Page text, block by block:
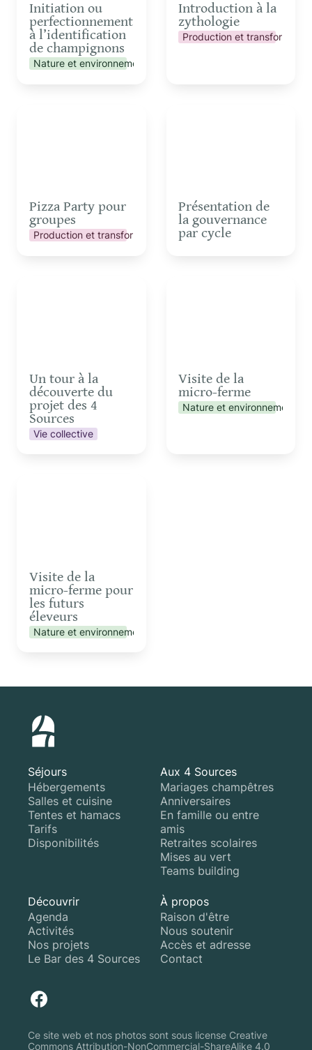
Initiation ou
perfectionnement
à l’identification
de champignons
Nature et environnement
Introduction à la
zythologie
Production et
Pizza Party pour
groupes
Production et transformation
Présentation de
la gouvernance
par cycle
Un tour à la
découverte du
projet des 4
Sources
Vie collective
Visite de la
micro-ferme
Nature et environnement
Visite de la
micro-ferme pour
les futurs
éleveurs
Nature et environnement
Séjours
Hébergements
Salles et cuisine
Tentes et hamacs
Tarifs
Disponibilités
Aux 4 Sources
Mariages champêtres
Anniversaires
En famille ou entre
amis
Retraites scolaires
Mises au vert
Teams building
Découvrir
Agenda
Activités
Nos projets
Le Bar des 4 Sources
À propos
Raison d'être
Nous soutenir
Accès et adresse
Contact
Ce site web et nos photos sont sous license Creative
Commons Attribution-NonCommercial-ShareAlike 4.0